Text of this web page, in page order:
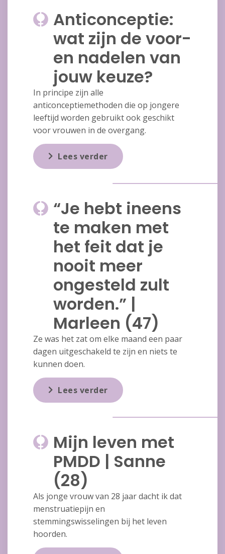
Anticonceptie:
wat zijn de voor-
en nadelen van
jouw keuze?
In principe zijn alle
anticonceptiemethoden die op jongere
leeftijd worden gebruikt ook geschikt
voor vrouwen in de overgang.
Lees verder
“Je hebt ineens
te maken met
het feit dat je
nooit meer
ongesteld zult
worden.” |
Marleen (47)
Ze was het zat om elke maand een paar
dagen uitgeschakeld te zijn en niets te
kunnen doen.
Lees verder
Mijn leven met
PMDD | Sanne
(28)
Als jonge vrouw van 28 jaar dacht ik dat
menstruatiepijn en
stemmingswisselingen bij het leven
hoorden.